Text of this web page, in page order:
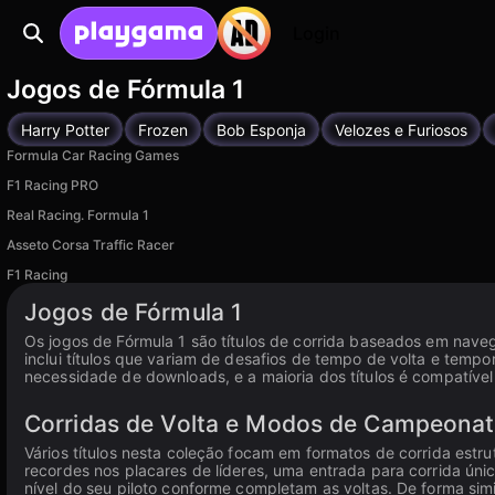
Jogos de Fórmula 1
Harry Potter Frozen Bob Esponja Velozes e Furiosos
Formula Car Racing Games
F1 Racing PRO
Real Racing. Formula 1
Asseto Corsa Traffic Racer
F1 Racing
Jogos de Fórmula 1
Os jogos de Fórmula 1 são títulos de corrida baseados em
inclui títulos que variam de desafios de tempo de volta e
necessidade de downloads, e a maioria dos títulos é
Corridas de Volta e Modos de
Vários títulos nesta coleção focam em formatos de corrida
recordes nos placares de líderes, uma entrada para corrida
nível do seu piloto conforme completam as voltas. De forma